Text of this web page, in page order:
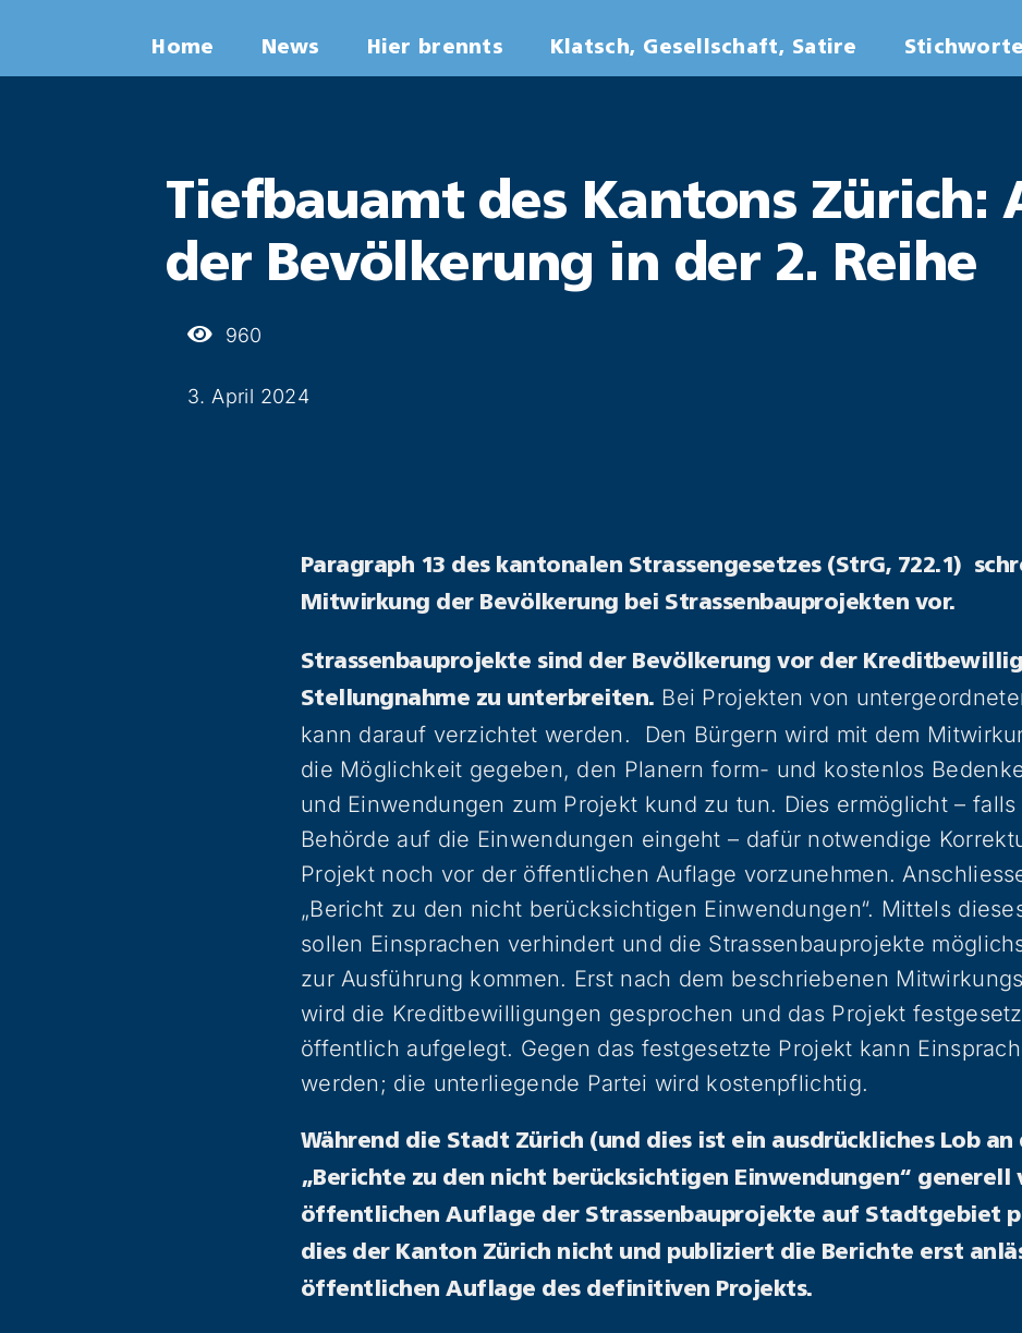
Inhalt
Home News Hier brennts Klatsch, Gesellschaft, Satire Stichworte
Tiefbauamt des Kantons Zürich:
der Bevölkerung in der 2. Reihe
960
3. April 2024
Paragraph 13 des kantonalen Strassengesetzes (StrG, 722.1)
Mitwirkung der Bevölkerung bei Strassenbauprojekten vor.
Strassenbauprojekte sind der Bevölkerung vor der
Stellungnahme zu unterbreiten. Bei Projekten von
kann darauf verzichtet werden. Den Bürgern wird mit dem
die Möglichkeit gegeben, den Planern form- und kostenlos
und Einwendungen zum Projekt kund zu tun. Dies ermöglicht –
Behörde auf die Einwendungen eingeht – dafür notwendige
Projekt noch vor der öffentlichen Auflage vorzunehmen.
„Bericht zu den nicht berücksichtigen Einwendungen“. Mittels
sollen Einsprachen verhindert und die Strassenbauprojekte
zur Ausführung kommen. Erst nach dem beschriebenen
wird die Kreditbewilligungen gesprochen und das Projekt
öffentlich aufgelegt. Gegen das festgesetzte Projekt kann
werden; die unterliegende Partei wird kostenpflichtig.
Während die Stadt Zürich (und dies ist ein ausdrückliches Lob
„Berichte zu den nicht berücksichtigen Einwendungen“ generell
öffentlichen Auflage der Strassenbauprojekte auf Stadtgebiet
dies der Kanton Zürich nicht und publiziert die Berichte erst
öffentlichen Auflage des definitiven Projekts.